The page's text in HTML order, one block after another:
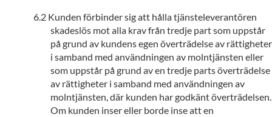
Kunden förbinder sig att hålla tjänsteleverantören
skadeslös mot alla krav från tredje part som uppstår
på grund av kundens egen överträdelse av rättigheter
i samband med användningen av molntjänsten eller
som uppstår på grund av en tredje parts överträdelse
av rättigheter i samband med användningen av
molntjänsten, där kunden har godkänt överträdelsen.
Om kunden inser eller borde inse att en